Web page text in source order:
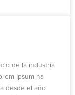
de la industria
Ipsum ha
desde el año